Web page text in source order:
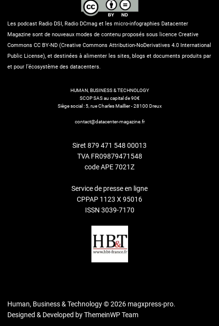
Les podcast Radio DSI, Radio DCmag et les micro-infographies Datacenter
Magazine sont de nouveaux modes de contenu proposés sous licence Creative
Commons CC BY-ND (Creative Commons Attribution-NoDerivatives 4.0 International
Public License), et destinées à alimenter les sites, blogs et documents produits par
et pour l’écosystème des datacenters.
HUMAN, BUSINESS & TECHNOLOGY
SCOP SAS au capital de 90€
Siège social : 5, rue Charles Maillier - 28100 Dreux
contact@datacenter-magazine.fr
Siret 879 471 548 00013
TVA FR09879471548
code APE 7021Z
Service de presse en ligne
CPPAP 1123 X 95016
ISSN 3039-7170
Human, Business & Technology © 2026 magxpress-pro.
Designed & Developed byThemeinWP Team